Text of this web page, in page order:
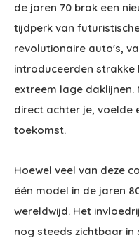
de jaren 70 brak een
tijdperk van
revolutionaire auto's,
introduceerden strakke
extreem lage daklijnen.
direct achter je, voelde
toekomst.
Hoewel veel van deze
één model in de jaren
wereldwijd. Het
nog steeds zichtbaar in